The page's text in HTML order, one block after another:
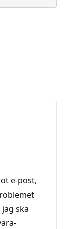
e-post,
ska